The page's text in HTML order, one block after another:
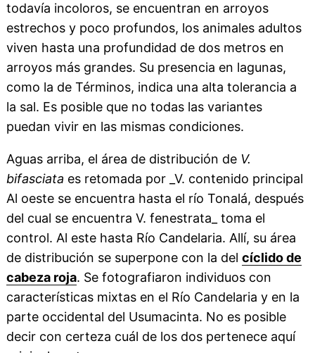
todavía incoloros, se encuentran en arroyos
estrechos y poco profundos, los animales adultos
viven hasta una profundidad de dos metros en
arroyos más grandes. Su presencia en lagunas,
como la de Términos, indica una alta tolerancia a
la sal. Es posible que no todas las variantes
puedan vivir en las mismas condiciones.
Aguas arriba, el área de distribución de V.
bifasciata es retomada por _V. contenido principal
Al oeste se encuentra hasta el río Tonalá, después
del cual se encuentra V. fenestrata_ toma el
control. Al este hasta Río Candelaria. Allí, su área
de distribución se superpone con la del cíclido de
cabeza roja. Se fotografiaron individuos con
características mixtas en el Río Candelaria y en la
parte occidental del Usumacinta. No es posible
decir con certeza cuál de los dos pertenece aquí